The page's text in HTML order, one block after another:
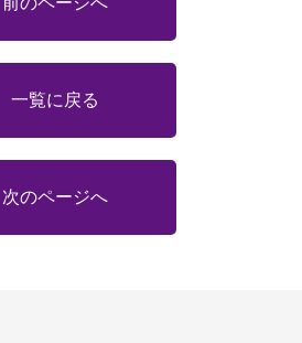
一覧に戻る
次のページへ